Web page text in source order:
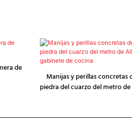
de
Manijas y perillas concretas
piedra del cuarzo del metro